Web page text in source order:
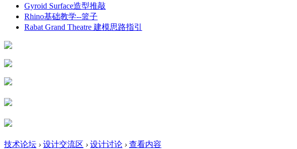
Gyroid Surface造型推敲
Rhino基础教学--篮子
Rabat Grand Theatre 建模思路指引
技术论坛 › 设计交流区 › 设计讨论 › 查看内容